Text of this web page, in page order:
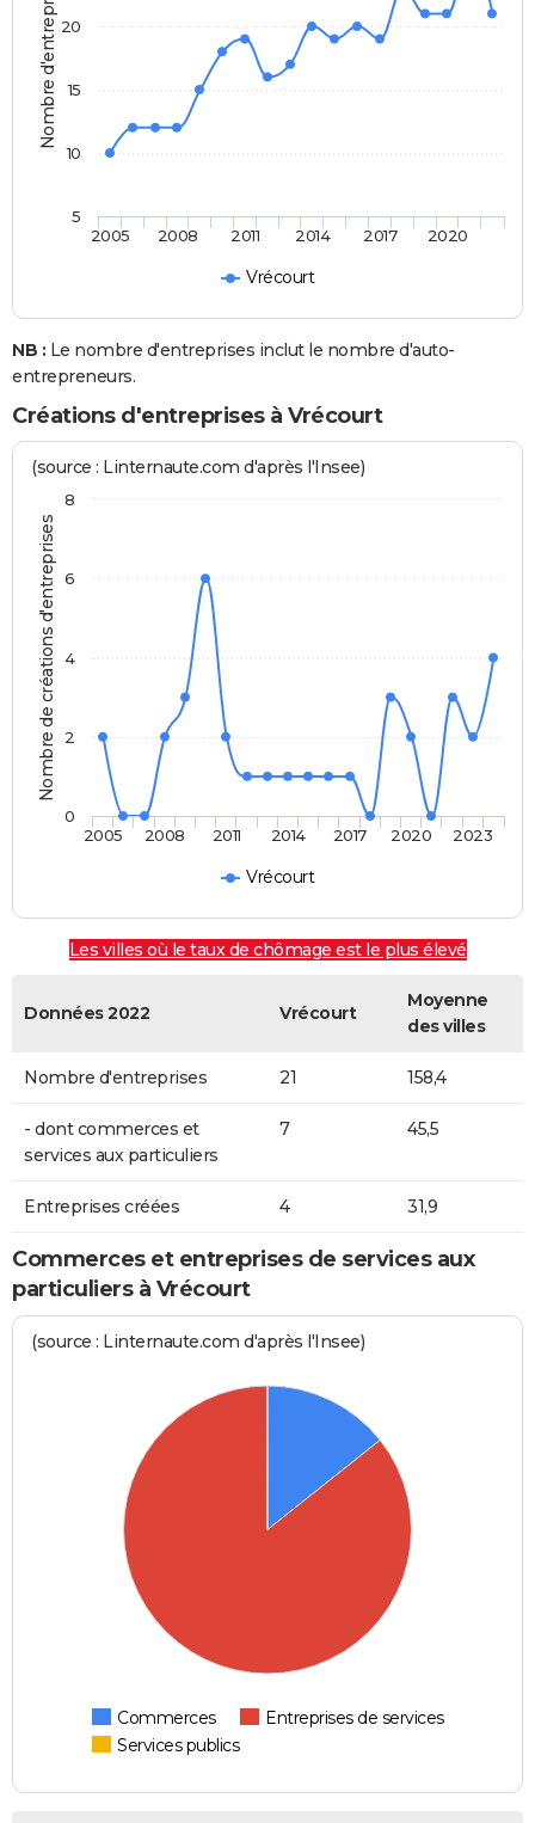
Nombre d'entreprises
Vrécourt
2005 2008 2011 2014 2017 2020
5
10
15
20
NB : Le nombre d'entreprises inclut le nombre d'auto-
entrepreneurs.
Créations d'entreprises à Vrécourt
Nombre de créations d'entreprises
(source : Linternaute.com d'après l'Insee)
Vrécourt
2005 2008 2011 2014 2017 2020 2023
0
2
4
6
8
Les villes où le taux de chômage est le plus élevé
Données 2022 Vrécourt
Moyenne
des villes
Nombre d'entreprises 21 158,4
- dont commerces et
services aux particuliers
7 45,5
Entreprises créées 4 31,9
Commerces et entreprises de services aux
particuliers à Vrécourt
(source : Linternaute.com d'après l'Insee)
Commerces
Entreprises de services
Services publics